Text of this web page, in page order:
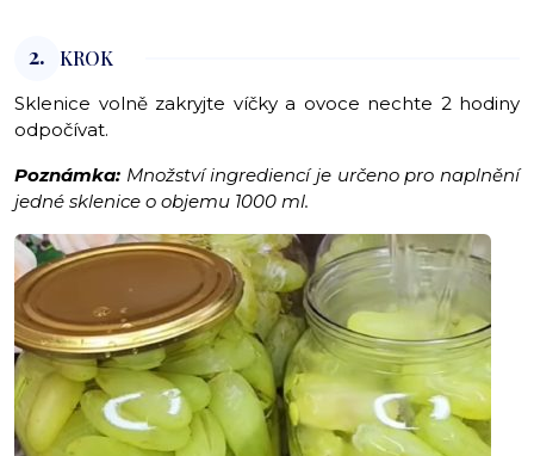
2. KROK
Sklenice volně zakryjte víčky a ovoce nechte 2 hodiny
odpočívat.
Poznámka: Množství ingrediencí je určeno pro naplnění
jedné sklenice o objemu 1000 ml.